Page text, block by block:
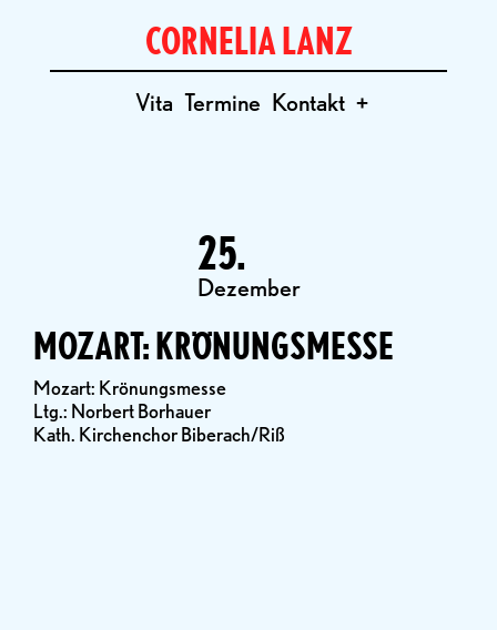
CORNELIA LANZ
Vita Termine Kontakt +
25.
Dezember
MOZART: KRÖNUNGSMESSE
Mozart: Krönungsmesse
Ltg.: Norbert Borhauer
Kath. Kirchenchor Biberach/Riß